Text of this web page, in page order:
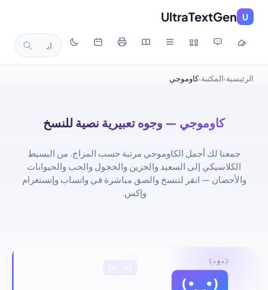
U
UltraTextGen
الرئيسية›المكتبة›كاوموجي
كاوموجي — وجوه تعبيرية نصية للنسخ
جمعنا لك أجمل الكاوموجي مرتبة حسب المزاج. من البسيط
الكلاسيكي إلى السعيد والحزين والخجول والحب والحيوانات
والأحضان — انقر لتنسخ والصق مباشرة في واتساب وإنستغرام
وإكس.